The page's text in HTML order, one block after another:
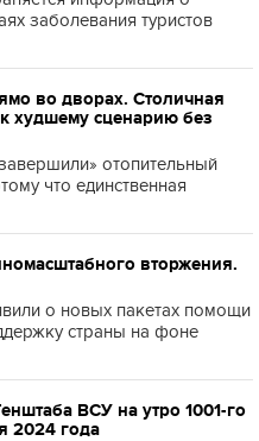
заболевания туристов
во дворах. Столичная
худшему сценарию без
отопительный
что единственная
вторжения.
о новых пакетах помощи
страны на фоне
ВСУ на утро 1001-го
2024 года